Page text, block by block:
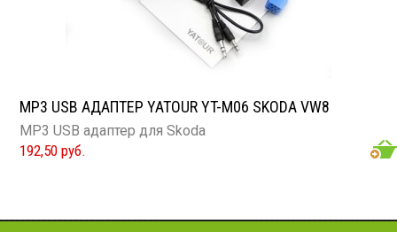
MP3 USB АДАПТЕР YATOUR YT-M06 SKODA VW8
MP3 USB адаптер для Skoda
192,50 руб.